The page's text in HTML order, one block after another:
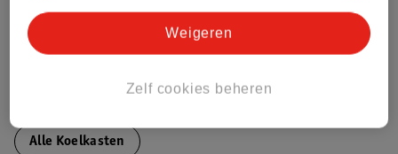
Bestel & Bezorginformatie
Alle Koelkasten
Zelf cookies beheren
Weigeren